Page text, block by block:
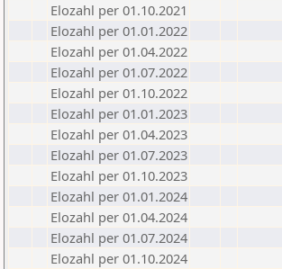
Elozahl per 01.10.2021
Elozahl per 01.01.2022
Elozahl per 01.04.2022
Elozahl per 01.07.2022
Elozahl per 01.10.2022
Elozahl per 01.01.2023
Elozahl per 01.04.2023
Elozahl per 01.07.2023
Elozahl per 01.10.2023
Elozahl per 01.01.2024
Elozahl per 01.04.2024
Elozahl per 01.07.2024
Elozahl per 01.10.2024